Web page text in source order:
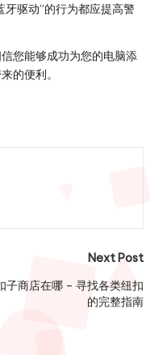
牙驱动”的行为都应提高警
您能够成功为您的电脑添
的便利。
Next Post
子商店在哪 – 寻找各类纽扣
的完整指南